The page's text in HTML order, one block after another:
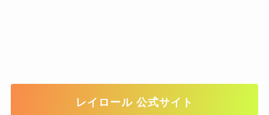
レイロール 公式サイト